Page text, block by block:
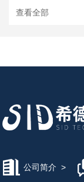
查看全部
公司简介 >